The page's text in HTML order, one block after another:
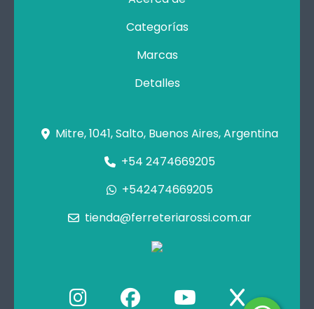
Categorías
Marcas
Detalles
Mitre, 1041, Salto, Buenos Aires, Argentina
+54 2474669205
+542474669205
tienda@ferreteriarossi.com.ar